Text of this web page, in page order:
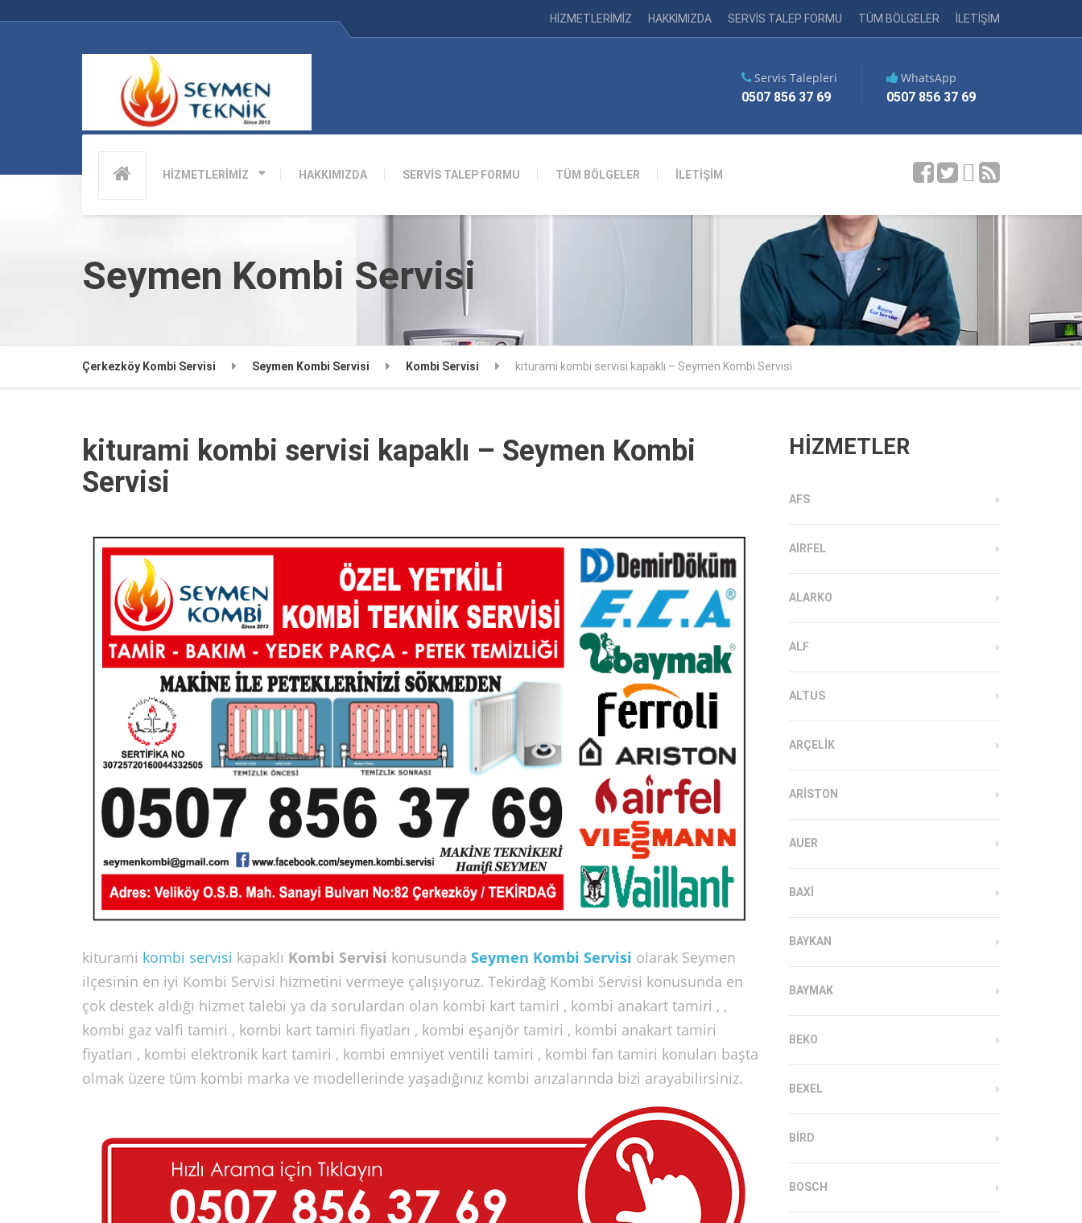
HİZMETLERİMİZ HAKKIMIZDA SERVİS TALEP FORMU TÜM BÖLGELER İLETİŞİM
HİZMETLERİMİZ HAKKIMIZDA SERVİS TALEP FORMU TÜM BÖLGELER İLETİŞİM
Servis Talepleri
0507 856 37 69
WhatsApp
0507 856 37 69
Seymen Kombi Servisi
Çerkezköy Kombi Servisi Seymen Kombi Servisi Kombi Servisi kiturami kombi servisi kapaklı – Seymen Kombi Servisi
kiturami kombi servisi kapaklı – Seymen Kombi
Servisi
kiturami kombi servisi kapaklı Kombi Servisi konusunda Seymen Kombi Servisi olarak Seymen
ilçesinin en iyi Kombi Servisi hizmetini vermeye çalışıyoruz. Tekirdağ Kombi Servisi konusunda en
çok destek aldığı hizmet talebi ya da sorulardan olan kombi kart tamiri , kombi anakart tamiri , ,
kombi gaz valfi tamiri , kombi kart tamiri fiyatları , kombi eşanjör tamiri , kombi anakart tamiri
fiyatları , kombi elektronik kart tamiri , kombi emniyet ventili tamiri , kombi fan tamiri konuları başta
olmak üzere tüm kombi marka ve modellerinde yaşadığınız kombi arızalarında bizi arayabilirsiniz.
HİZMETLER
AFS
AIRFEL
ALARKO
ALF
ALTUS
ARÇELIK
ARISTON
AUER
BAXI
BAYKAN
BAYMAK
BEKO
BEXEL
BIRD
BOSCH